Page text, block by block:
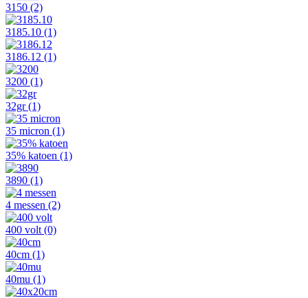
3150 (2)
3185.10 (1)
3186.12 (1)
3200 (1)
32gr(1)
35 micron (1)
35% katoen (1)
3890 (1)
4 messen (2)
400 volt (0)
40cm (1)
40mu (1)